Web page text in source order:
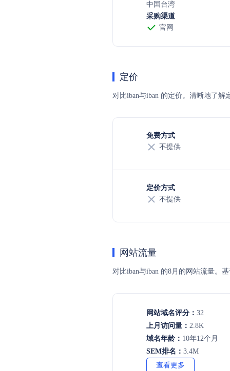
中国台湾
采购渠道
官网
定价
对比iban与iban 的定价。清晰地了
免费方式
不提供
定价方式
不提供
网站流量
对比iban与iban 的8月的网站流量。
网站域名评分： 32
上月访问量： 2.8K
域名年龄： 10年12个月
SEM排名： 3.4M
查看更多